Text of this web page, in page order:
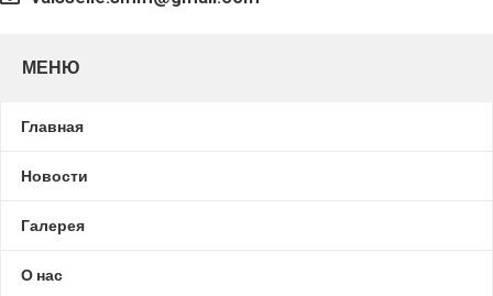
МЕНЮ
Главная
Новости
Галерея
О нас